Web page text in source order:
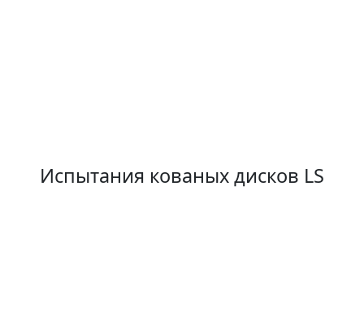
Испытания кованых дисков LS